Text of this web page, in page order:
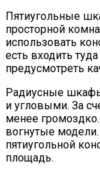
Пятиугольные
просторной
использовать
есть входить
предусмотреть
Радиусные
и угловыми. За
менее
вогнутые
пятиугольной
площадь.